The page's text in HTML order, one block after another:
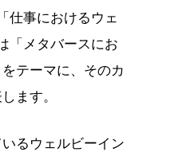
仕事におけるウェ
「メタバースにお
テーマに、そのカ
ます。
るウェルビーイン